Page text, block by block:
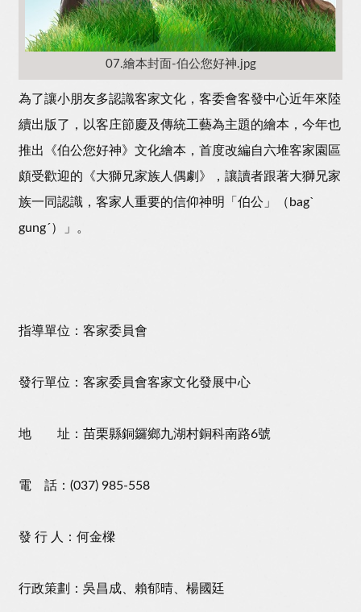
07.繪本封面-伯公您好神.jpg
為了讓小朋友多認識客家文化，客委會客發中心近年來陸
續出版了，以客庄節慶及傳統工藝為主題的繪本，今年也
推出《伯公您好神》文化繪本，首度改編自六堆客家園區
頗受歡迎的《大獅兄家族人偶劇》，讓讀者跟著大獅兄家
族一同認識，客家人重要的信仰神明「伯公」（bagˋ
gungˊ）」。
指導單位：客家委員會
發行單位：客家委員會客家文化發展中心
地 址：苗栗縣銅鑼鄉九湖村銅科南路6號
電 話：(037) 985-558
發 行 人：何金樑
行政策劃：吳昌成、賴郁晴、楊國廷